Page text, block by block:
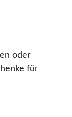
oder
für